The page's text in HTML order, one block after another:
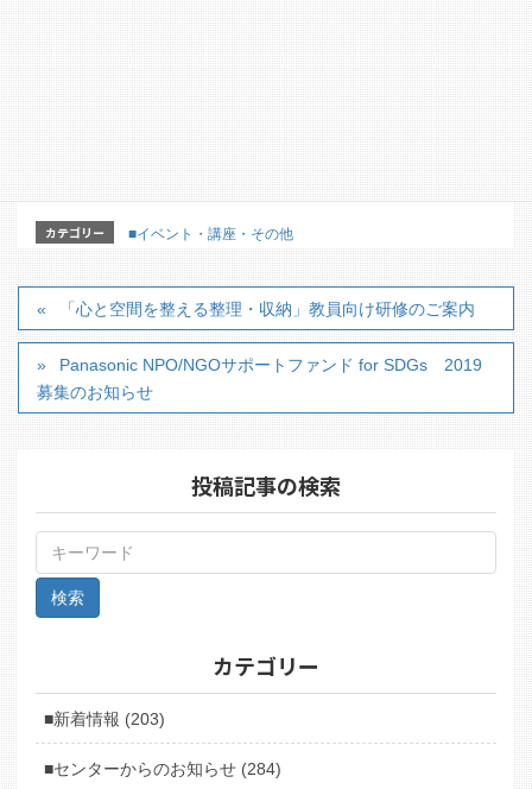
カテゴリー ■イベント・講座・その他
「心と空間を整える整理・収納」教員向け研修のご案内
Panasonic NPO/NGOサポートファンド for SDGs 2019
募集のお知らせ
投稿記事の検索
カテゴリー
■新着情報 (203)
■センターからのお知らせ (284)